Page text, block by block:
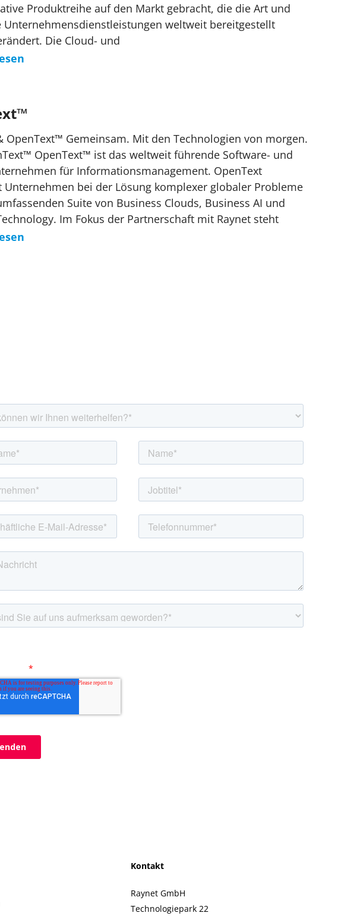
Produktreihe auf den Markt gebracht, die die Art und
Unternehmensdienstleistungen weltweit bereitgestellt
Die Cloud- und
OpenText™ Gemeinsam. Mit den Technologien von morgen.
OpenText™ ist das weltweit führende Software- und
für Informationsmanagement. OpenText
Unternehmen bei der Lösung komplexer globaler Probleme
Suite von Business Clouds, Business AI und
Im Fokus der Partnerschaft mit Raynet steht
Kontakt
Raynet GmbH
Technologiepark 22